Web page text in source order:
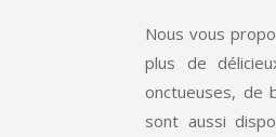
Nous vous
plus de
onctueuses, de
sont aussi